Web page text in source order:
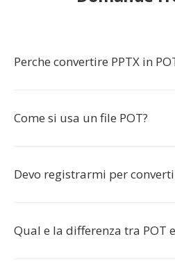
Perche convertire PPTX in
Come si usa un file POT?
Devo registrarmi per
Qual e la differenza tra POT e